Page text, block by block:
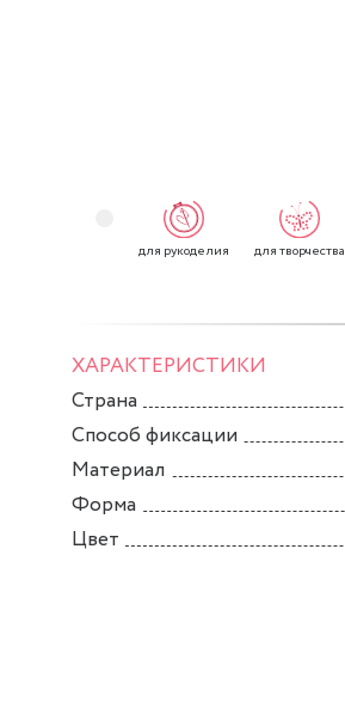
для рукоделия для творчества
ХАРАКТЕРИСТИКИ
Страна
Способ фиксации
Материал
Форма
Цвет